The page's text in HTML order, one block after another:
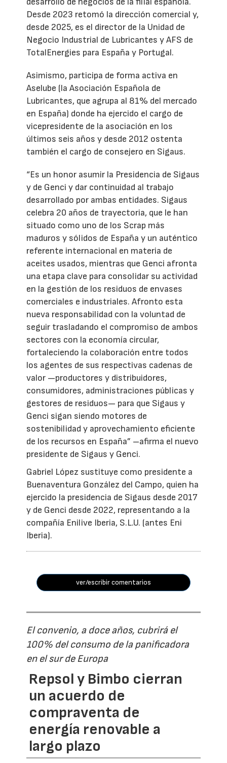
Desde 2023 retomó la dirección comercial y,
desde 2025, es el director de la Unidad de
Negocio Industrial de Lubricantes y AFS de
TotalEnergies para España y Portugal.
Asimismo, participa de forma activa en
Aselube (la Asociación Española de
Lubricantes, que agrupa al 81% del mercado
en España) donde ha ejercido el cargo de
vicepresidente de la asociación en los
últimos seis años y desde 2012 ostenta
también el cargo de consejero en Sigaus.
“Es un honor asumir la Presidencia de Sigaus
y de Genci y dar continuidad al trabajo
desarrollado por ambas entidades. Sigaus
celebra 20 años de trayectoria, que le han
situado como uno de los Scrap más
maduros y sólidos de España y un auténtico
referente internacional en materia de
aceites usados, mientras que Genci afronta
una etapa clave para consolidar su actividad
en la gestión de los residuos de envases
comerciales e industriales. Afronto esta
nueva responsabilidad con la voluntad de
seguir trasladando el compromiso de ambos
sectores con la economía circular,
fortaleciendo la colaboración entre todos
los agentes de sus respectivas cadenas de
valor —productores y distribuidores,
consumidores, administraciones públicas y
gestores de residuos— para que Sigaus y
Genci sigan siendo motores de
sostenibilidad y aprovechamiento eficiente
de los recursos en España” –afirma el nuevo
presidente de Sigaus y Genci.
Gabriel López sustituye como presidente a
Buenaventura González del Campo, quien ha
ejercido la presidencia de Sigaus desde 2017
y de Genci desde 2022, representando a la
compañía Enilive Iberia, S.L.U. (antes Eni
Iberia).
ver/escribir comentarios
El convenio, a doce años, cubrirá el
100% del consumo de la panificadora
en el sur de Europa
Repsol y Bimbo cierran
un acuerdo de
compraventa de
energía renovable a
largo plazo